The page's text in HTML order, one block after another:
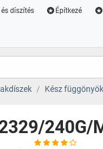
és díszítés Építkezé
Kész függönyök